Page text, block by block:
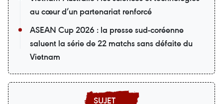
au cœur d’un partenariat renforcé
ASEAN Cup 2026 : la presse sud-coréenne
saluent la série de 22 matchs sans défaite du
Vietnam